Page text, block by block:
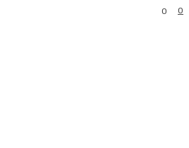
0
0